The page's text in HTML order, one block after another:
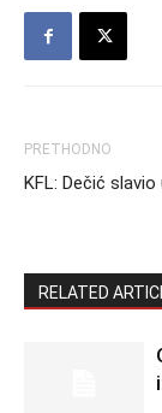
PRETHODNO
KFL: Dečić
RELATED